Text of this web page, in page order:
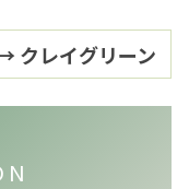
クレイグリーン
N